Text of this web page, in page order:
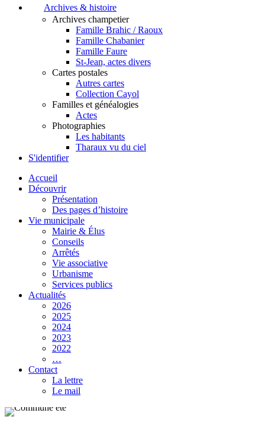
Archives & histoire
Archives champetier
Famille Brahic / Raoux
Famille Chabanier
Famille Faure
St-Jean, actes divers
Cartes postales
Autres cartes
Collection Cayol
Familles et généalogies
Actes
Photographies
Les habitants
Tharaux vu du ciel
S'identifier
Accueil
Découvrir
Présentation
Des pages d’histoire
Vie municipale
Mairie & Élus
Conseils
Arrêtés
Vie associative
Urbanisme
Services publics
Actualités
2026
2025
2024
2023
2022
…
Contact
La lettre
Le mail